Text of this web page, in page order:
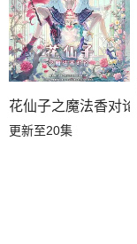
花仙子之魔法香对论
更新至20集